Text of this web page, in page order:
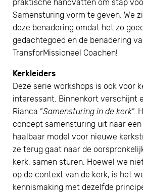
praktische handvatten om stap
Samensturing vorm te geven. We
deze benadering omdat het zo
gedachtegoed en de benadering
TransforMissioneel Coachen!
Kerkleiders
Deze serie workshops is ook voor
interessant. Binnenkort verschijnt
Rianca “Samensturing in de kerk“.
concept samensturing uit naar
haalbaar model voor nieuwe
ze terug gaat naar de
kerk, samen sturen. Hoewel we
op de context van de kerk, is het
kennismaking met dezelfde